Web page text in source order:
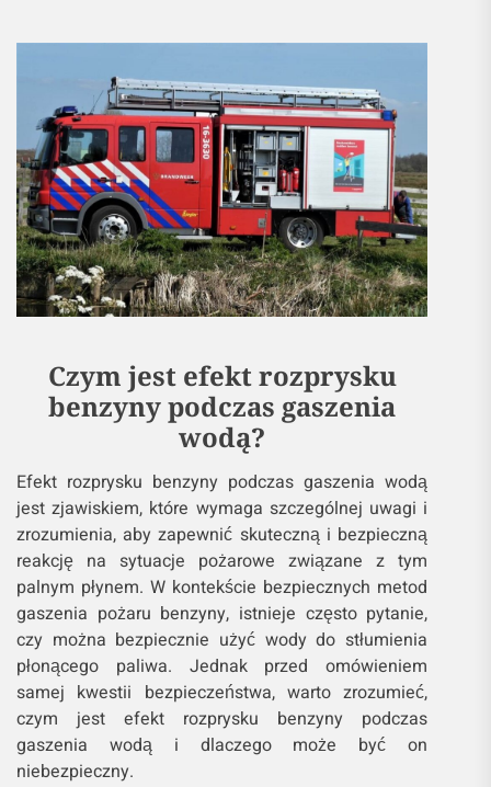
Czym jest efekt rozprysku
benzyny podczas gaszenia
wodą?
Efekt rozprysku benzyny podczas gaszenia wodą
jest zjawiskiem, które wymaga szczególnej uwagi i
zrozumienia, aby zapewnić skuteczną i bezpieczną
reakcję na sytuacje pożarowe związane z tym
palnym płynem. W kontekście bezpiecznych metod
gaszenia pożaru benzyny, istnieje często pytanie,
czy można bezpiecznie użyć wody do stłumienia
płonącego paliwa. Jednak przed omówieniem
samej kwestii bezpieczeństwa, warto zrozumieć,
czym jest efekt rozprysku benzyny podczas
gaszenia wodą i dlaczego może być on
niebezpieczny.